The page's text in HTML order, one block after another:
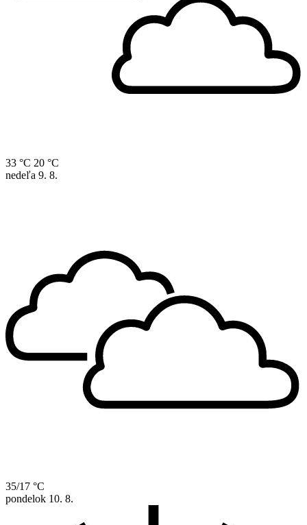
33 °C 20 °C
nedeľa 9. 8.
35/17 °C
pondelok 10. 8.